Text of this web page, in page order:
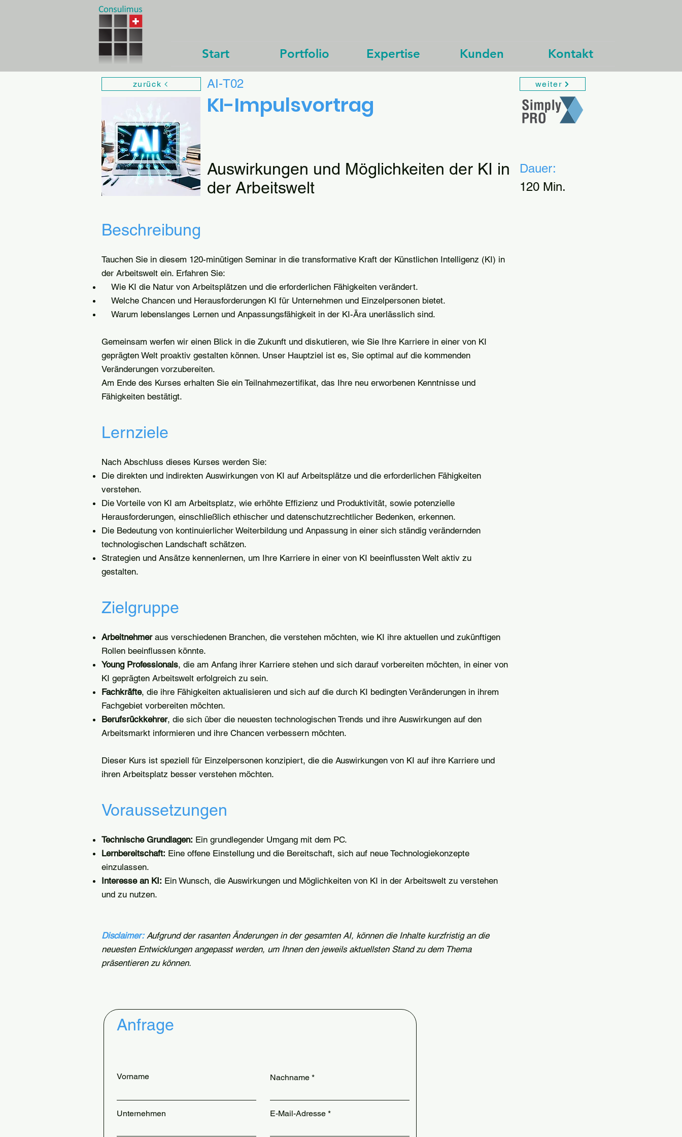
Start Portfolio Expertise Kunden Kontakt
zurück AI-T02
KI-Impulsvortrag
weiter
Auswirkungen und Möglichkeiten der KI in
der Arbeitswelt
Dauer:
120 Min.
Beschreibung
Tauchen Sie in diesem 120-minütigen Seminar in die transformative Kraft der Künstlichen Intelligenz (KI) in
der Arbeitswelt ein. Erfahren Sie:
Wie KI die Natur von Arbeitsplätzen und die erforderlichen Fähigkeiten verändert.
Welche Chancen und Herausforderungen KI für Unternehmen und Einzelpersonen bietet.
Warum lebenslanges Lernen und Anpassungsfähigkeit in der KI-Ära unerlässlich sind.
Gemeinsam werfen wir einen Blick in die Zukunft und diskutieren, wie Sie Ihre Karriere in einer von KI
geprägten Welt proaktiv gestalten können. Unser Hauptziel ist es, Sie optimal auf die kommenden
Veränderungen vorzubereiten.
Am Ende des Kurses erhalten Sie ein Teilnahmezertifikat, das Ihre neu erworbenen Kenntnisse und
Fähigkeiten bestätigt.
Lernziele
Nach Abschluss dieses Kurses werden Sie:
Die direkten und indirekten Auswirkungen von KI auf Arbeitsplätze und die erforderlichen Fähigkeiten
verstehen.
Die Vorteile von KI am Arbeitsplatz, wie erhöhte Effizienz und Produktivität, sowie potenzielle
Herausforderungen, einschließlich ethischer und datenschutzrechtlicher Bedenken, erkennen.
Die Bedeutung von kontinuierlicher Weiterbildung und Anpassung in einer sich ständig verändernden
technologischen Landschaft schätzen.
Strategien und Ansätze kennenlernen, um Ihre Karriere in einer von KI beeinflussten Welt aktiv zu
gestalten.
Zielgruppe
Arbeitnehmeraus verschiedenen Branchen, die verstehen möchten, wie KI ihre aktuellen und zukünftigen
Rollen beeinflussen könnte.
Young Professionals, die am Anfang ihrer Karriere stehen und sich darauf vorbereiten möchten, in einer von
KI geprägten Arbeitswelt erfolgreich zu sein.
Fachkräfte, die ihre Fähigkeiten aktualisieren und sich auf die durch KI bedingten Veränderungen in ihrem
Fachgebiet vorbereiten möchten.
Berufsrückkehrer, die sich über die neuesten technologischen Trends und ihre Auswirkungen auf den
Arbeitsmarkt informieren und ihre Chancen verbessern möchten.
Dieser Kurs ist speziell für Einzelpersonen konzipiert, die die Auswirkungen von KI auf ihre Karriere und
ihren Arbeitsplatz besser verstehen möchten.
Voraussetzungen
Technische Grundlagen: Ein grundlegender Umgang mit dem PC.
Lernbereitschaft: Eine offene Einstellung und die Bereitschaft, sich auf neue Technologiekonzepte
einzulassen.
Interesse an KI: Ein Wunsch, die Auswirkungen und Möglichkeiten von KI in der Arbeitswelt zu verstehen
und zu nutzen.
Disclaimer: Aufgrund der rasanten Änderungen in der gesamten AI, können die Inhalte kurzfristig an die
neuesten Entwicklungen angepasst werden, um Ihnen den jeweils aktuellsten Stand zu dem Thema
präsentieren zu können.
Anfrage
Vorname
Unternehmen
Nachname
E-Mail-Adresse